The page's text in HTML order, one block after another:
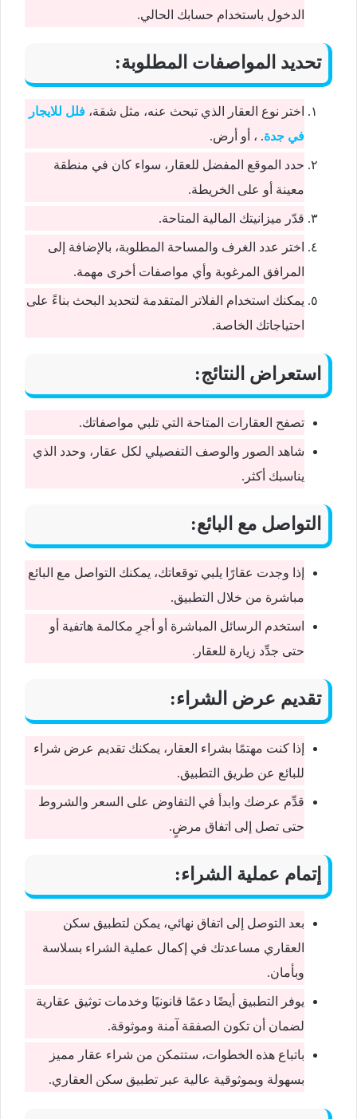
الدخول باستخدام حسابك الحالي.
تحديد المواصفات المطلوبة:
اختر نوع العقار الذي تبحث عنه، مثل شقة، فلل للايجار
في جدة. ، أو أرض.
حدد الموقع المفضل للعقار، سواء كان في منطقة
معينة أو على الخريطة.
قدّر ميزانيتك المالية المتاحة.
اختر عدد الغرف والمساحة المطلوبة، بالإضافة إلى
المرافق المرغوبة وأي مواصفات أخرى مهمة.
يمكنك استخدام الفلاتر المتقدمة لتحديد البحث بناءً على
احتياجاتك الخاصة.
استعراض النتائج:
تصفح العقارات المتاحة التي تلبي مواصفاتك.
شاهد الصور والوصف التفصيلي لكل عقار، وحدد الذي
يناسبك أكثر.
التواصل مع البائع:
إذا وجدت عقارًا يلبي توقعاتك، يمكنك التواصل مع البائع
مباشرة من خلال التطبيق.
استخدم الرسائل المباشرة أو أجرِ مكالمة هاتفية أو
حتى جدِّد زيارة للعقار.
تقديم عرض الشراء:
إذا كنت مهتمًا بشراء العقار، يمكنك تقديم عرض شراء
للبائع عن طريق التطبيق.
قدِّم عرضك وابدأ في التفاوض على السعر والشروط
حتى تصل إلى اتفاق مرضٍ.
إتمام عملية الشراء:
بعد التوصل إلى اتفاق نهائي، يمكن لتطبيق سكن
العقاري مساعدتك في إكمال عملية الشراء بسلاسة
وبأمان.
يوفر التطبيق أيضًا دعمًا قانونيًا وخدمات توثيق عقارية
لضمان أن تكون الصفقة آمنة وموثوقة.
باتباع هذه الخطوات، ستتمكن من شراء عقار مميز
بسهولة وبموثوقية عالية عبر تطبيق سكن العقاري.